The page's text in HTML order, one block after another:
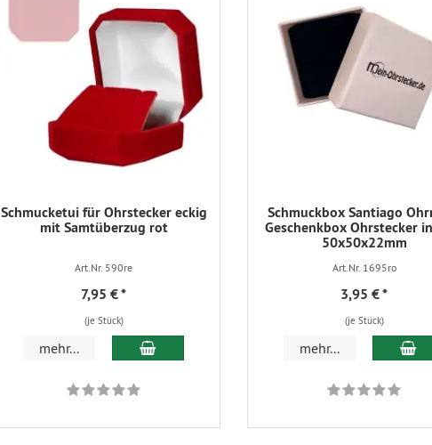
Schmucketui für Ohrstecker eckig
mit Samtüberzug rot
Art.Nr. 590re
7,95 €*
(je Stück)
mehr... In den Warenkorb
Schmuckbox Santiago
Geschenkbox Ohrstecker
50x50x22mm
Art.Nr. 1695ro
3,95 €*
(je Stück)
mehr... In